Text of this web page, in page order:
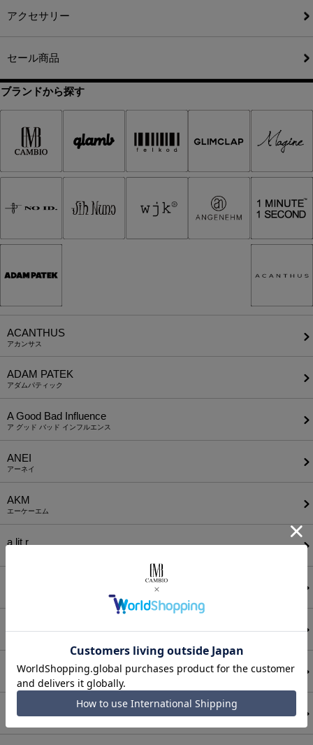
アクセサリー
セール商品
ブランドから探す
ACANTHUS
アカンサス
ADAM PATEK
アダムパティック
A Good Bad Influence
ア グッド バッド インフルエンス
ANEI
アーネイ
AKM
エーケーエム
a lit r
AUI NITE
アウィナイト